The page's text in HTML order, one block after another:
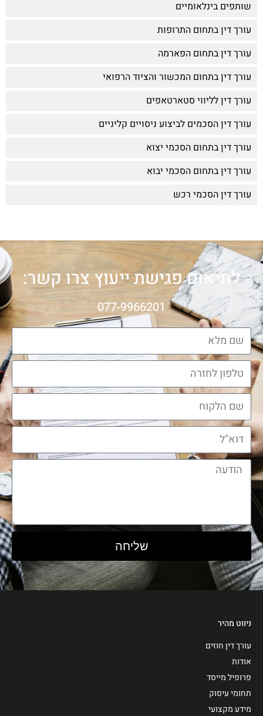
שותפים בינלאומיים
עורך דין בתחום התרופות
עורך דין בתחום הפארמה
עורך דין בתחום המכשור והציוד הרפואי
עורך דין לליווי סטארטאפים
עורך דין הסכמים לביצוע ניסויים קליניים
עורך דין בתחום הסכמי יצוא
עורך דין בתחום הסכמי יבוא
עורך דין הסכמי רכש
לתיאום פגישת ייעוץ צרו קשר:
077-9966201
שליחה
ניווט מהיר
עורך דין חוזים
אודות
פרופיל מייסד
תחומי עיסוק
מידע מקצועי